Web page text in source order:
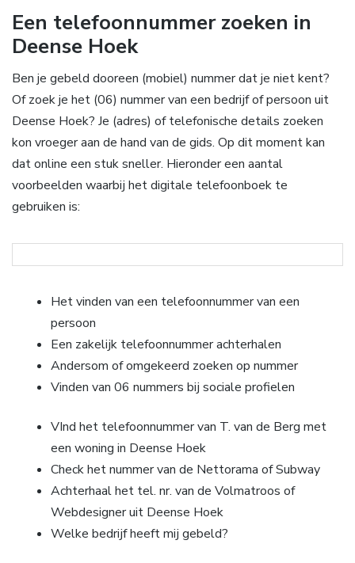
Een telefoonnummer zoeken in
Deense Hoek
Ben je gebeld dooreen (mobiel) nummer dat je niet kent?
Of zoek je het (06) nummer van een bedrijf of persoon uit
Deense Hoek? Je (adres) of telefonische details zoeken
kon vroeger aan de hand van de gids. Op dit moment kan
dat online een stuk sneller. Hieronder een aantal
voorbeelden waarbij het digitale telefoonboek te
gebruiken is:
Het vinden van een telefoonnummer van een
persoon
Een zakelijk telefoonnummer achterhalen
Andersom of omgekeerd zoeken op nummer
Vinden van 06 nummers bij sociale profielen
VInd het telefoonnummer van T. van de Berg met
een woning in Deense Hoek
Check het nummer van de Nettorama of Subway
Achterhaal het tel. nr. van de Volmatroos of
Webdesigner uit Deense Hoek
Welke bedrijf heeft mij gebeld?